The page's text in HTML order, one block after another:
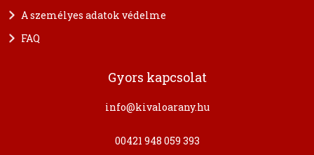
A személyes adatok védelme
FAQ
Gyors kapcsolat
info@kivaloarany.hu
00421 948 059 393